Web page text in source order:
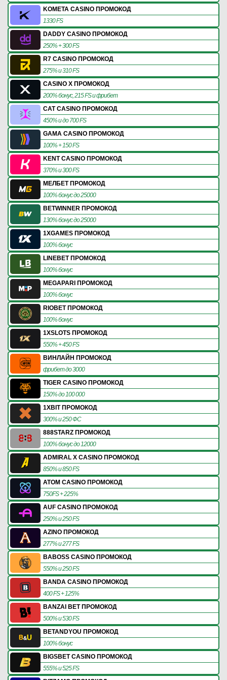
KOMETA CASINO ПРОМОКОД
1330 FS
DADDY CASINO ПРОМОКОД
250% + 300 FS
R7 CASINO ПРОМОКОД
275% и 310 FS
CASINO X ПРОМОКОД
200% бонус, 215 FS и фрибет
CAT CASINO ПРОМОКОД
450% и до 700 FS
GAMA CASINO ПРОМОКОД
100% + 150 FS
KENT CASINO ПРОМОКОД
370% и 300 FS
МЕЛБЕТ ПРОМОКОД
100% бонус до 25000
BETWINNER ПРОМОКОД
130% бонус до 25000
1XGAMES ПРОМОКОД
100% бонус
LINEBET ПРОМОКОД
100% бонус
MEGAPARI ПРОМОКОД
100% бонус
RIOBET ПРОМОКОД
100% бонус
1XSLOTS ПРОМОКОД
550% + 450 FS
ВИНЛАЙН ПРОМОКОД
фрибет до 3000
TIGER CASINO ПРОМОКОД
150% до 100 000
1XBIT ПРОМОКОД
300% и 250 ФС
888STARZ ПРОМОКОД
100% бонус до 12000
ADMIRAL X CASINO ПРОМОКОД
850% и 850 FS
ATOM CASINO ПРОМОКОД
750FS + 225%
AUF CASINO ПРОМОКОД
250% и 250 FS
AZINO ПРОМОКОД
277% и 277 FS
BABOSS CASINO ПРОМОКОД
550% и 250 FS
BANDA CASINO ПРОМОКОД
400 FS + 125%
BANZAI BET ПРОМОКОД
500% и 530 FS
BETANDYOU ПРОМОКОД
100% бонус
BIGSBET CASINO ПРОМОКОД
555% и 525 FS